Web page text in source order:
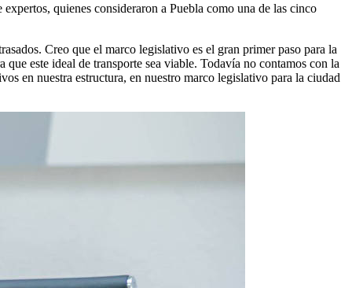
quienes consideraron a Puebla como una de las cinco
Creo que el marco legislativo es el gran primer paso para la
este ideal de transporte sea viable. Todavía no contamos con la
en nuestra estructura, en nuestro marco legislativo para la ciudad